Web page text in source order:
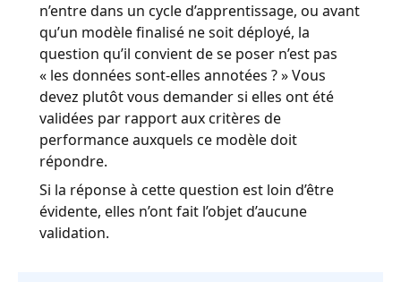
n’entre dans un cycle d’apprentissage, ou avant
qu’un modèle finalisé ne soit déployé, la
question qu’il convient de se poser n’est pas
« les données sont-elles annotées ? » Vous
devez plutôt vous demander si elles ont été
validées par rapport aux critères de
performance auxquels ce modèle doit
répondre.
Si la réponse à cette question est loin d’être
évidente, elles n’ont fait l’objet d’aucune
validation.